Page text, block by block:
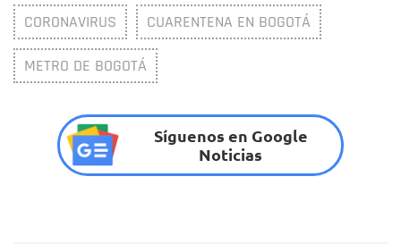
CORONAVIRUS CUARENTENA EN BOGOTÁ
METRO DE BOGOTÁ
Síguenos en Google
Noticias